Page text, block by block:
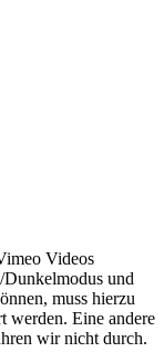
Videos
und
muss hierzu
werden. Eine andere
wir nicht durch.